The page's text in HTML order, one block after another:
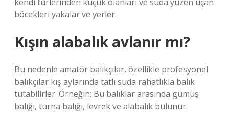
böcekleri yakalar ve yerler.
Kışın alabalık avlanır mı?
Bu nedenle amatör balıkçılar, özellikle profesyonel
balıkçılar kış aylarında tatlı suda rahatlıkla balık
tutabilirler. Örneğin; Bu balıklar arasında gümüş
balığı, turna balığı, levrek ve alabalık bulunur.